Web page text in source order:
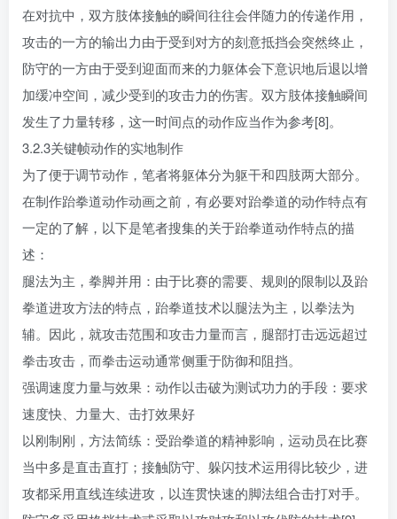
在对抗中，双方肢体接触的瞬间往往会伴随力的传递作用，
攻击的一方的输出力由于受到对方的刻意抵挡会突然终止，
防守的一方由于受到迎面而来的力躯体会下意识地后退以增
加缓冲空间，减少受到的攻击力的伤害。双方肢体接触瞬间
发生了力量转移，这一时间点的动作应当作为参考[8]。
3.2.3关键帧动作的实地制作
为了便于调节动作，笔者将躯体分为躯干和四肢两大部分。
在制作跆拳道动作动画之前，有必要对跆拳道的动作特点有
一定的了解，以下是笔者搜集的关于跆拳道动作特点的描
述：
腿法为主，拳脚并用：由于比赛的需要、规则的限制以及跆
拳道进攻方法的特点，跆拳道技术以腿法为主，以拳法为
辅。因此，就攻击范围和攻击力量而言，腿部打击远远超过
拳击攻击，而拳击运动通常侧重于防御和阻挡。
强调速度力量与效果：动作以击破为测试功力的手段：要求
速度快、力量大、击打效果好
以刚制刚，方法简练：受跆拳道的精神影响，运动员在比赛
当中多是直击直打；接触防守、躲闪技术运用得比较少，进
攻都采用直线连续进攻，以连贯快速的脚法组合击打对手。